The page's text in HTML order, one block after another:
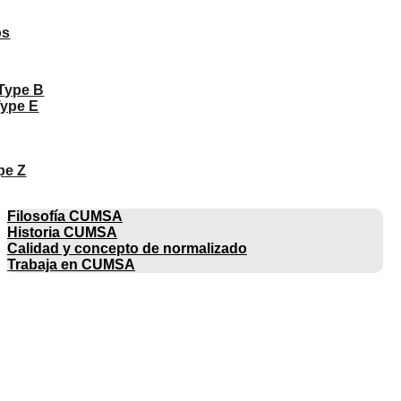
B
E
Z
Filosofía CUMSA
Historia CUMSA
Calidad y concepto de normalizado
Trabaja en CUMSA